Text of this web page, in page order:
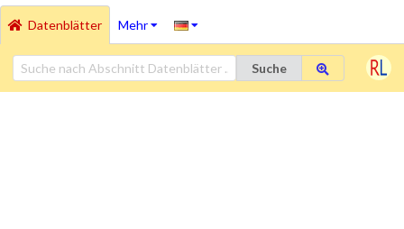
Datenblätter Mehr
Suche